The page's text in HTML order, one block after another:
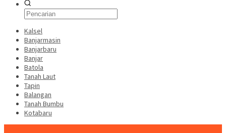
Kalsel
Banjarmasin
Banjarbaru
Banjar
Batola
Tanah Laut
Tapin
Balangan
Tanah Bumbu
Kotabaru